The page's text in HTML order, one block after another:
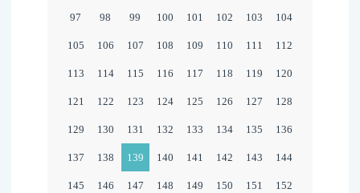
97 98 99 100 101 102 103 104
105 106 107 108 109 110 111 112
113 114 115 116 117 118 119 120
121 122 123 124 125 126 127 128
129 130 131 132 133 134 135 136
137 138 139 140 141 142 143 144
145 146 147 148 149 150 151 152